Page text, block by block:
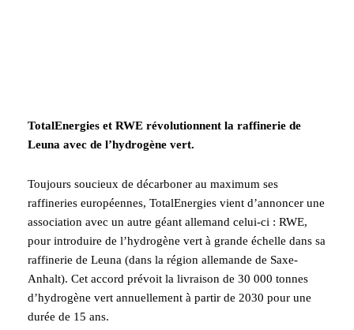
TotalEnergies et RWE révolutionnent la raffinerie de
Leuna avec de l’hydrogène vert.
Toujours soucieux de décarboner au maximum ses
raffineries européennes, TotalEnergies vient d’annoncer une
association avec un autre géant allemand celui-ci : RWE,
pour introduire de l’hydrogène vert à grande échelle dans sa
raffinerie de Leuna (dans la région allemande de Saxe-
Anhalt). Cet accord prévoit la livraison de 30 000 tonnes
d’hydrogène vert annuellement à partir de 2030 pour une
durée de 15 ans.